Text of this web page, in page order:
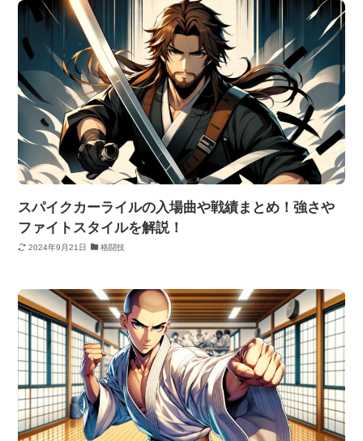
スパイクカーライルの入場曲や戦績まとめ！強さや
ファイトスタイルを解説！
2024年9月21日 格闘技